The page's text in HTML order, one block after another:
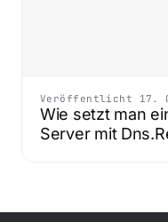
Veröffentlicht 17.
Wie setzt man
Server mit